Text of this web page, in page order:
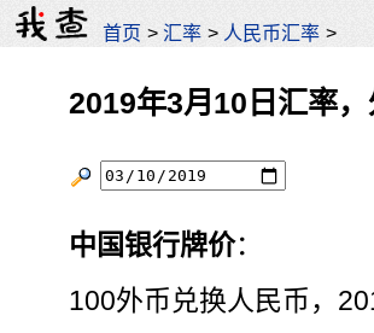
首页 >汇率 > 人民币汇率 >
2019年3月10日汇率
中国银行牌价：
100外币兑换人民币，